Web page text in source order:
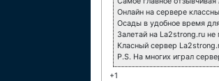
Онлайн на сервере
Осады в удобное время
Залетай на La2strong.ru
Класный сервер
P.S. На многих играл
+1